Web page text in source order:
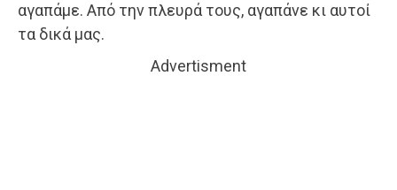
αγαπάμε. Από την πλευρά τους, αγαπάνε κι αυτοί
τα δικά μας.
Advertisment